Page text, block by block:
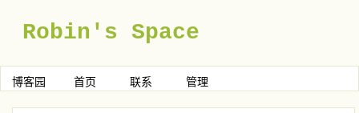
Robin's Space
博客园 首页 联系 管理